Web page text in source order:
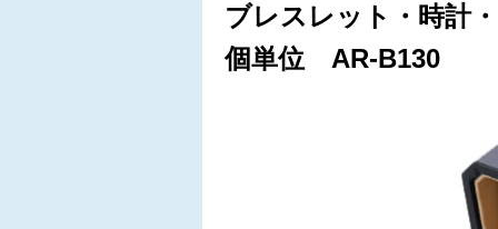
ブレスレット・時計
個単位 AR-B130